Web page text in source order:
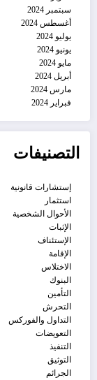
سبتمبر 2024
أغسطس 2024
يوليو 2024
يونيو 2024
مايو 2024
أبريل 2024
مارس 2024
فبراير 2024
التصنيفات
إستشارات قانونية
استثمار
الأحوال الشخصية
الإثبات
الإستئناف
الإقامة
الاختلاس
البنوك
التأمين
التحرش
التداول والفوركس
التعويضات
التنفيذ
التوثيق
الجرائم